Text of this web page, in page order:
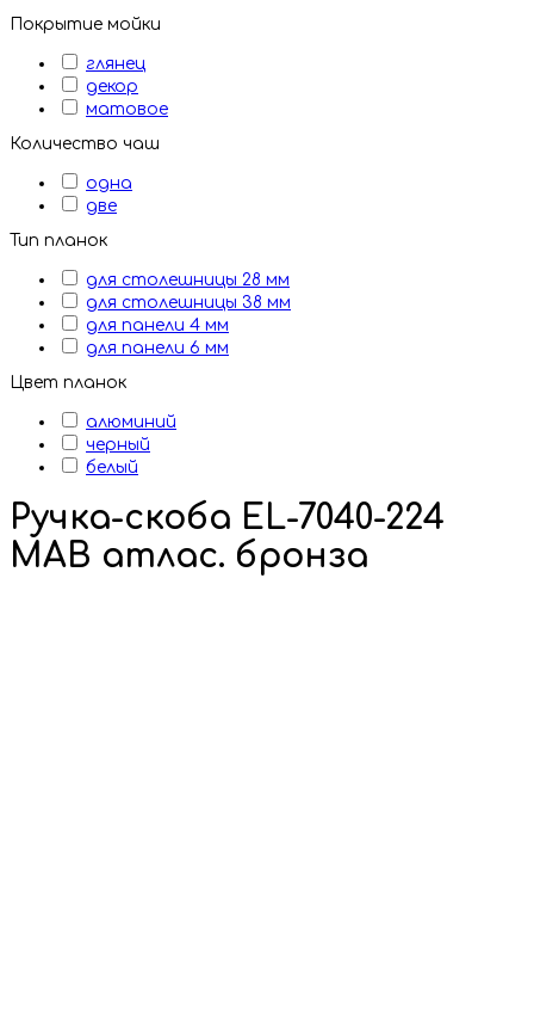
Покрытие мойки
глянец
декор
матовое
Количество чаш
одна
две
Тип планок
для столешницы 28 мм
для столешницы 38 мм
для панели 4 мм
для панели 6 мм
Цвет планок
алюминий
черный
белый
Ручка-скоба EL-7040-224
MAB атлас. бронза